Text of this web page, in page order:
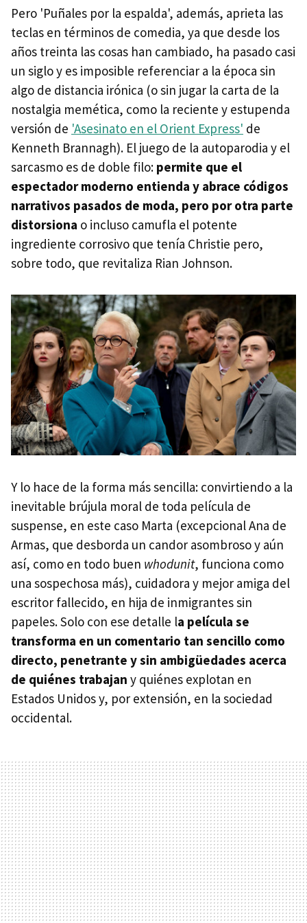
Pero 'Puñales por la espalda', además, aprieta las
teclas en términos de comedia, ya que desde los
años treinta las cosas han cambiado, ha pasado casi
un siglo y es imposible referenciar a la época sin
algo de distancia irónica (o sin jugar la carta de la
nostalgia memética, como la reciente y estupenda
versión de 'Asesinato en el Orient Express' de
Kenneth Brannagh). El juego de la autoparodia y el
sarcasmo es de doble filo: permite que el
espectador moderno entienda y abrace códigos
narrativos pasados de moda, pero por otra parte
distorsiona o incluso camufla el potente
ingrediente corrosivo que tenía Christie pero,
sobre todo, que revitaliza Rian Johnson.
Y lo hace de la forma más sencilla: convirtiendo a la
inevitable brújula moral de toda película de
suspense, en este caso Marta (excepcional Ana de
Armas, que desborda un candor asombroso y aún
así, como en todo buen whodunit, funciona como
una sospechosa más), cuidadora y mejor amiga del
escritor fallecido, en hija de inmigrantes sin
papeles. Solo con ese detalle la película se
transforma en un comentario tan sencillo como
directo, penetrante y sin ambigüedades acerca
de quiénes trabajan y quiénes explotan en
Estados Unidos y, por extensión, en la sociedad
occidental.